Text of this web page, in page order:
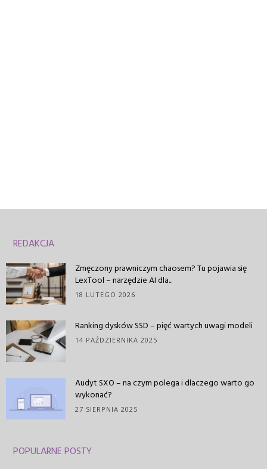
REDAKCJA
Zmęczony prawniczym chaosem? Tu pojawia się
LexTool – narzędzie AI dla...
18 LUTEGO 2026
Ranking dysków SSD – pięć wartych uwagi modeli
14 PAŹDZIERNIKA 2025
Audyt SXO – na czym polega i dlaczego warto go
wykonać?
27 SIERPNIA 2025
POPULARNE POSTY